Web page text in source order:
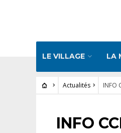
LE VILLAGE LA
Actualités INFO
ACTUALITÉS
INFO